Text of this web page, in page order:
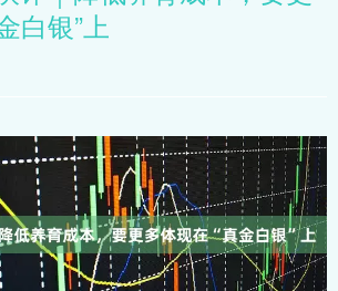
白银”上